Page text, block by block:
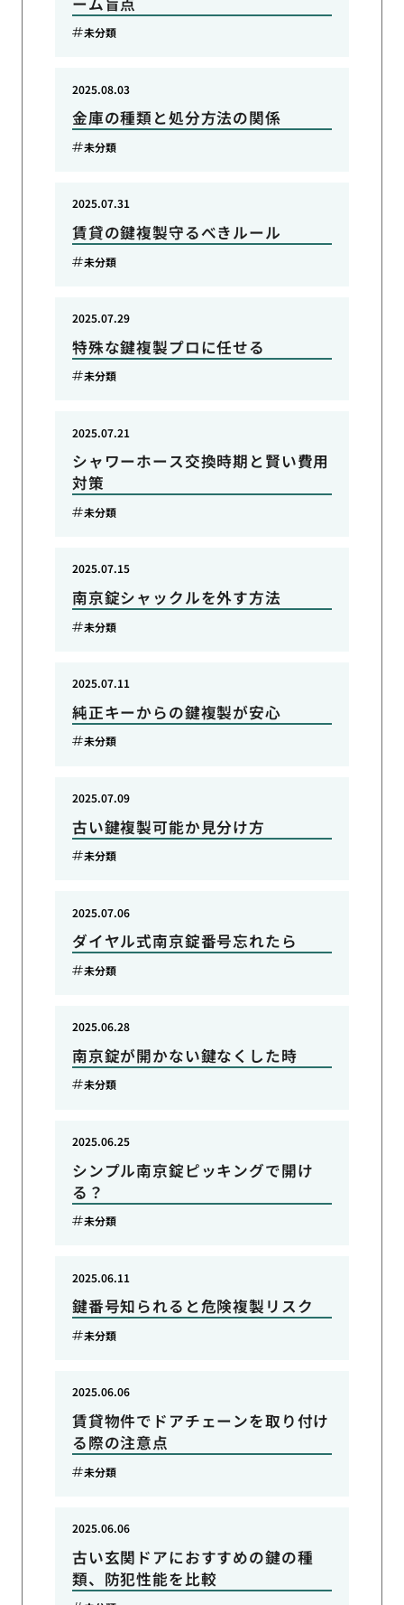
未分類
金庫の種類と処分方法の関係
2025.08.03
未分類
賃貸の鍵複製守るべきルール
2025.07.31
未分類
特殊な鍵複製プロに任せる
2025.07.29
未分類
シャワーホース交換時期と賢い費用
対策
2025.07.21
未分類
南京錠シャックルを外す方法
2025.07.15
未分類
純正キーからの鍵複製が安心
2025.07.11
未分類
古い鍵複製可能か見分け方
2025.07.09
未分類
ダイヤル式南京錠番号忘れたら
2025.07.06
未分類
南京錠が開かない鍵なくした時
2025.06.28
未分類
シンプル南京錠ピッキングで開け
る？
2025.06.25
未分類
鍵番号知られると危険複製リスク
2025.06.11
未分類
賃貸物件でドアチェーンを取り付け
る際の注意点
2025.06.06
未分類
古い玄関ドアにおすすめの鍵の種
類、防犯性能を比較
2025.06.06